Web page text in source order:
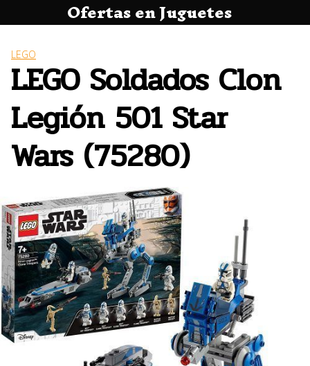
al
Ofertas en Juguetes
LEGO
LEGO Soldados Clon
Legión 501 Star
Wars (75280)